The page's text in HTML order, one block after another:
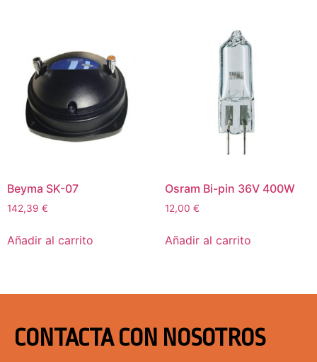
Beyma SK-07
142,39 €
Añadir al carrito
Osram Bi-pin 36V 400W
12,00 €
Añadir al carrito
CONTACTA CON NOSOTROS